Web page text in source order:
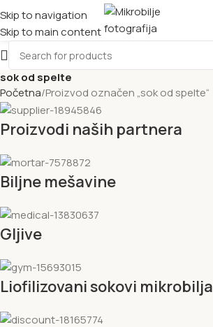
Skip to navigation
Skip to main content
sok od spelte
Početna Proizvod označen „sok od spelte“
Proizvodi naših partnera
Biljne mešavine
Gljive
Liofilizovani sokovi mikrobilja